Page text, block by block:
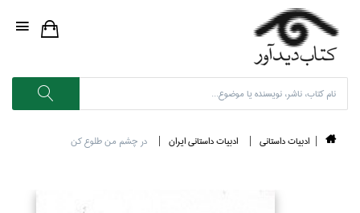
ادبيات داستاني ادبيات داستاني ايران در چشم من طلوع كن